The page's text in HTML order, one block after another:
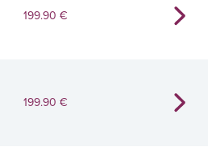
199.90 €
199.90 €